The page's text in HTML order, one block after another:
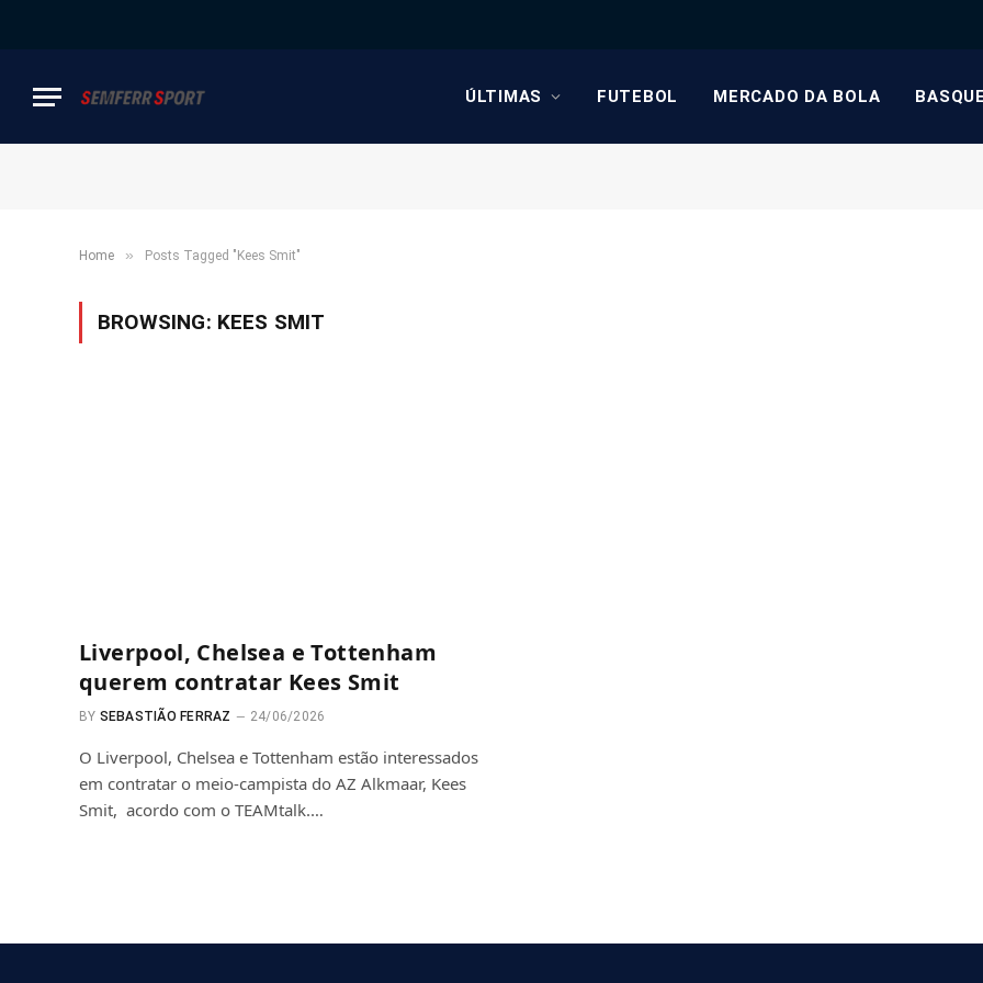
ÚLTIMAS FUTEBOL MERCADO DA BOLA
Home » Posts Tagged "Kees Smit"
BROWSING: KEES SMIT
Liverpool, Chelsea e Tottenham
querem contratar Kees Smit
BY SEBASTIÃO FERRAZ 24/06/2026
O Liverpool, Chelsea e Tottenham estão interessados
em contratar o meio-campista do AZ Alkmaar, Kees
Smit, acordo com o TEAMtalk.…